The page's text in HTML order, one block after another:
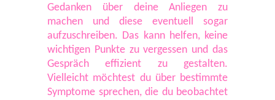
Gedanken über deine Anliegen zu
machen und diese eventuell sogar
aufzuschreiben. Das kann helfen, keine
wichtigen Punkte zu vergessen und das
Gespräch effizient zu gestalten.
Vielleicht möchtest du über bestimmte
Symptome sprechen, die du beobachtet